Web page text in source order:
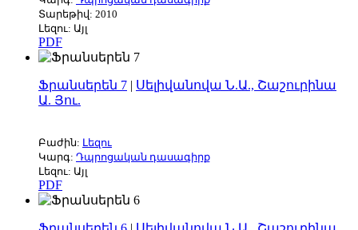
Տարեթիվ: 2010
Լեզու: Այլ
PDF
Ֆրանսերեն 7 | Սելիվանովա Ն.Ա., Շաշուրինա
Ա. Յու.
Բաժին: Լեզու
Կարգ: Դպրոցական դասագիրք
Լեզու: Այլ
PDF